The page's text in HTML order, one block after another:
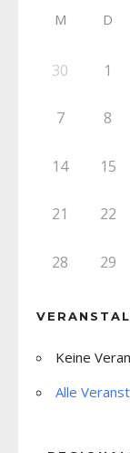
M D
30 1
7 8
14 15
21 22
28 29
Keine
Alle